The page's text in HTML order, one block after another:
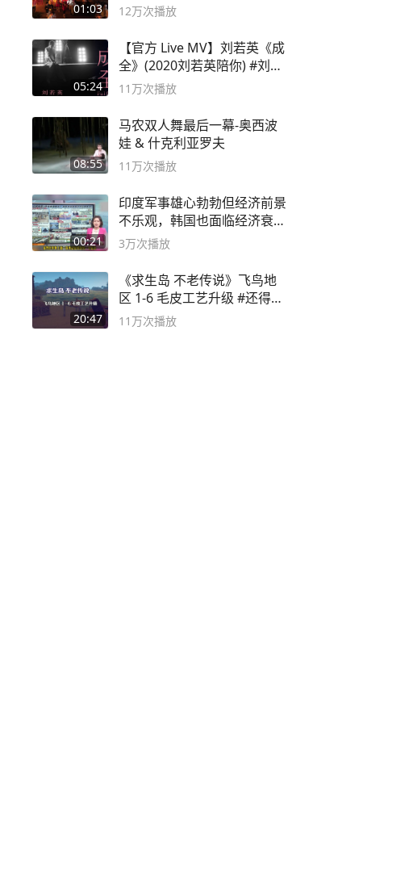
01:03 12万次播放
05:24
【官方 Live MV】刘若英《成
全》(2020刘若英陪你) #刘若
英 #成全
11万次播放
08:55
马农双人舞最后一幕-奥西波
娃 & 什克利亚罗夫
11万次播放
00:21
印度军事雄心勃勃但经济前景
不乐观，韩国也面临经济衰退
风险
3万次播放
20:47
《求生岛 不老传说》飞鸟地
区 1-6 毛皮工艺升级 #还得是
主机大作
11万次播放